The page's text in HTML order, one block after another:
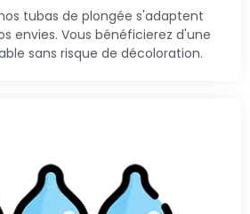
tubas de plongée s'adaptent
envies. Vous bénéficierez d'une
sans risque de décoloration.